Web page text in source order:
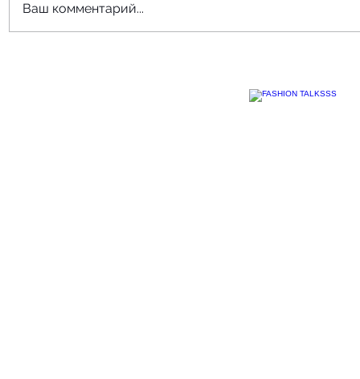
Ваш комментарий...